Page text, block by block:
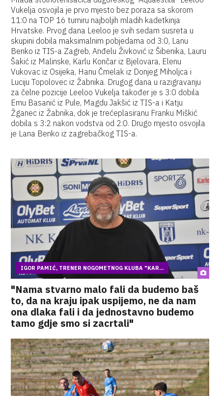
Vukelja osvojila je prvo mjesto bez poraza sa skorom
11:0 na TOP 16 turniru najboljih mladih kadetkinja
Hrvatske. Prvog dana Leeloo je svih sedam susreta u
skupini dobila maksimalnim pobjedama od 3:0, Lanu
Benko iz TIS-a Zagreb, Anđelu Živković iz Šibenika, Lauru
Šakić iz Malinske, Karlu Končar iz Bjelovara, Elenu
Vukovac iz Osijeka, Hanu Čmelak iz Donjeg Miholjca i
Luciju Topolovec iz Žabnika. Drugog dana u razigravanju
za čelne pozicije Leeloo Vukelja također je s 3:0 dobila
Emu Basanić iz Pule, Magdu Jakšić iz TIS-a i Katju
Žganec iz Žabnika, dok je trećeplasiranu Franku Miškić
dobila s 3:2 nakon vodstva od 2:0. Drugo mjesto osvojila
je Lana Benko iz zagrebačkog TIS-a.
IGOR PAMIĆ, TRENER NOGOMETNOG KLUBA "KAR...
"Nama stvarno malo fali da budemo baš
to, da na kraju ipak uspijemo, ne da nam
ona dlaka fali i da jednostavno budemo
tamo gdje smo si zacrtali"